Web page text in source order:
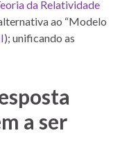
da Relatividade
ao “Modelo
); unificando as
a ser